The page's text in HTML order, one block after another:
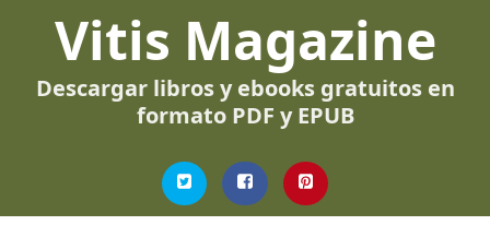
Vitis Magazine
Descargar libros y ebooks gratuitos en
formato PDF y EPUB